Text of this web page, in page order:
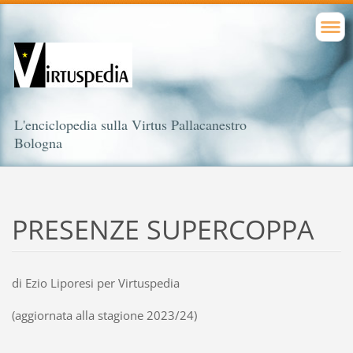
L'enciclopedia sulla Virtus Pallacanestro
Bologna
PRESENZE SUPERCOPPA
di Ezio Liporesi per Virtuspedia
(aggiornata alla stagione 2023/24)